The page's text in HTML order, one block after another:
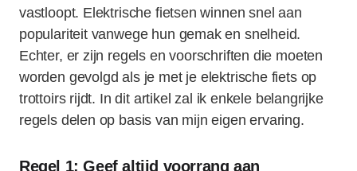
vastloopt. Elektrische fietsen winnen snel aan
populariteit vanwege hun gemak en snelheid.
Echter, er zijn regels en voorschriften die moeten
worden gevolgd als je met je elektrische fiets op
trottoirs rijdt. In dit artikel zal ik enkele belangrijke
regels delen op basis van mijn eigen ervaring.
Regel 1: Geef altijd voorrang aan